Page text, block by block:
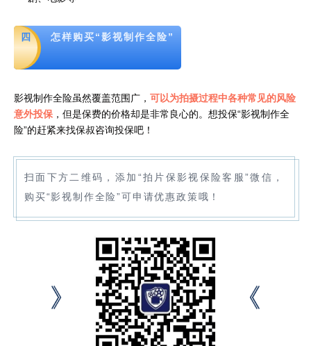
四 怎样购买“影视制作全险”
影视制作全险虽然覆盖范围广， 可以为拍摄过程中各种常见的风险
意外投保 ，但是保费的价格却是非常良心的。想投保“影视制作全
险”的赶紧来找保叔咨询投保吧！
扫面下方二维码，添加“拍片保影视保险客服”微信，
购买“影视制作全险”可申请优惠政策哦！